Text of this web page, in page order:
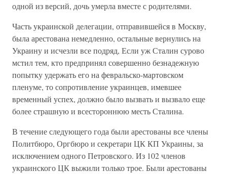
одной из версий, дочь умерла вместе с родителями.
Часть украинской делегации, отправившейся в Москву,
была арестована немедленно, остальные вернулись на
Украину и исчезли все подряд, Если уж Сталин сурово
мстил тем, кто предпринял совершенно безнадежную
попытку удержать его на февральско-мартовском
пленуме, то сопротивление украинцев, имевшее
временный успех, должно было вызвать и вызвало еще
более страшную и всестороннюю месть Сталина.
В течение следующего года были арестованы все члены
Политбюро, Оргбюро и секретари ЦК КП Украины, за
исключением одного Петровского. Из 102 членов
украинского ЦК выжили только трое. Были арестованы